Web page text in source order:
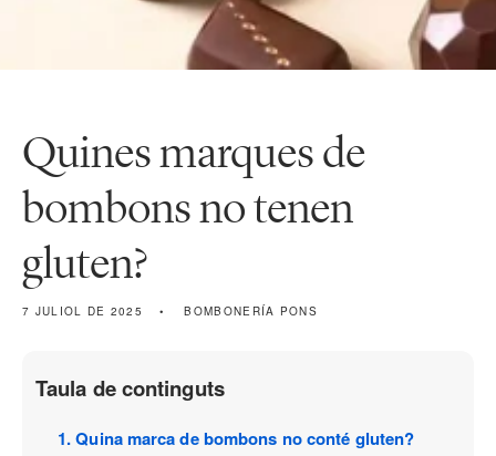
Quines marques de
bombons no tenen
gluten?
7 JULIOL DE 2025 BOMBONERÍA PONS
Taula de continguts
1. Quina marca de bombons no conté gluten?